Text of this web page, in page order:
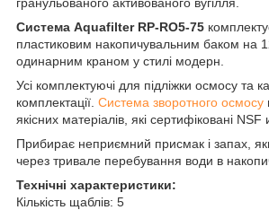
Система Aquafilter RP-RO5-75
пластиковим накопичувальним баком на
одинарним краном у стилі модерн.
Усі комплектуючі для підліжки осмосу та
комплектації. Система зворотного осмосу
якісних матеріалів, які сертифіковані NSF
Прибирає неприємний присмак і запах,
через тривале перебування води в
Технічні характеристики:
Кількість щаблів: 5